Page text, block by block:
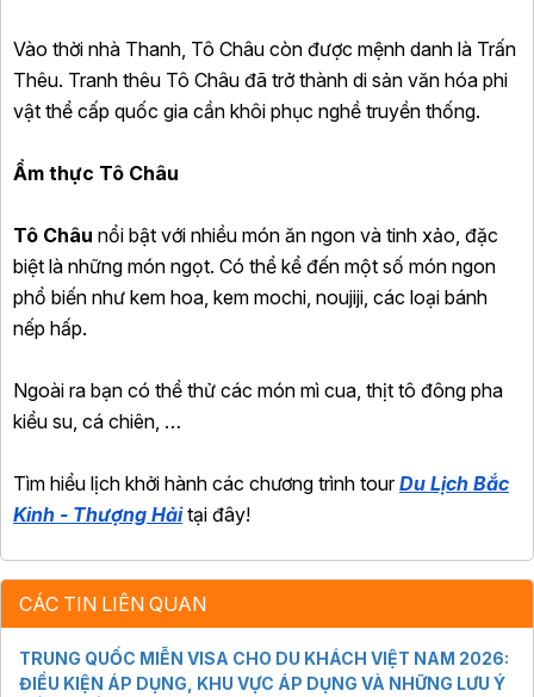
Vào thời nhà Thanh, Tô Châu còn được mệnh danh là Trấn
Thêu. Tranh thêu Tô Châu đã trở thành di sản văn hóa phi
vật thể cấp quốc gia cần khôi phục nghề truyền thống.
Ẩm thực Tô Châu
Tô Châu nổi bật với nhiều món ăn ngon và tinh xảo, đặc
biệt là những món ngọt. Có thể kể đến một số món ngon
phổ biến như kem hoa, kem mochi, noujiji, các loại bánh
nếp hấp.
Ngoài ra bạn có thể thử các món mì cua, thịt tô đông pha
kiểu su, cá chiên, …
Tìm hiểu lịch khởi hành các chương trình tourDu Lịch Bắc
Kinh - Thượng Hải tại đây!
CÁC TIN LIÊN QUAN
TRUNG QUỐC MIỄN VISA CHO DU KHÁCH VIỆT NAM 2026:
ĐIỀU KIỆN ÁP DỤNG, KHU VỰC ÁP DỤNG VÀ NHỮNG LƯU Ý